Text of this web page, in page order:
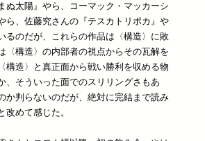
ぬ太陽』やら、コーマック・マッカーシ
ら、佐藤究さんの『テスカトリポカ』や
るのだが、これらの作品は〈構造〉に敗
〈構造〉の内部者の視点からその瓦解を
構造〉と真正面から戦い勝利を収める物
、そういった面でのスリリングさもあ
か判らないのだが、絶対に完結まで読み
改めて感じた。